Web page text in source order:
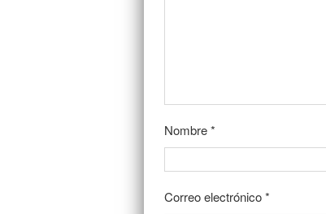
Nombre*
Correo electrónico*